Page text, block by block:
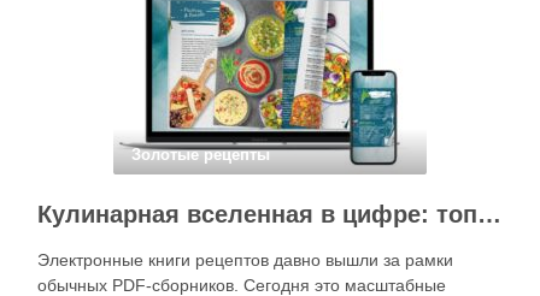
Золотые рецепты
Кулинарная вселенная в цифре: топ-3 самых больших электронных книг рецептов
Электронные книги рецептов давно вышли за рамки
обычных PDF-сборников. Сегодня это масштабные